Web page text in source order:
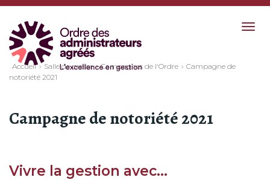
Accueil Salle de presse Campagnes de l'Ordre
Campagne de
notoriété 2021
Campagne de notoriété 2021
Vivre la gestion avec…